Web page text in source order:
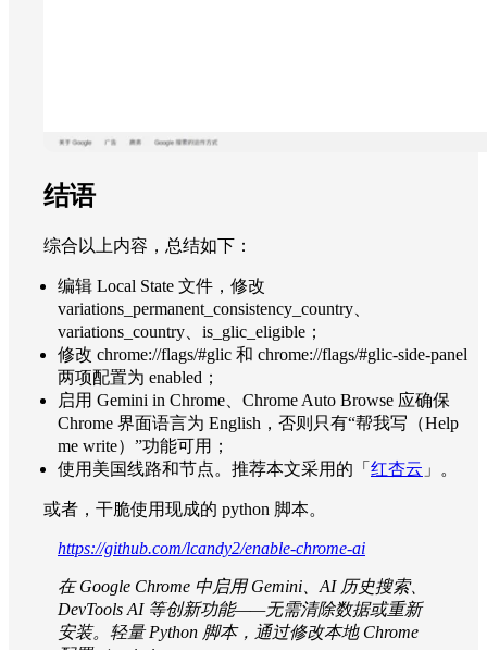
结语
综合以上内容，总结如下：
编辑 Local State 文件，修改
variations_permanent_consistency_country、
variations_country、is_glic_eligible；
修改 chrome://flags/#glic 和 chrome://flags/#glic-side-panel
两项配置为 enabled；
启用 Gemini in Chrome、Chrome Auto Browse 应确保
Chrome 界面语言为 English，否则只有“帮我写（Help
me write）”功能可用；
使用美国线路和节点。推荐本文采用的「 红杏云 」。
或者，干脆使用现成的 python 脚本。
https://github.com/lcandy2/enable-chrome-ai
在 Google Chrome 中启用 Gemini、AI 历史搜索、
DevTools AI 等创新功能——无需清除数据或重新
安装。轻量 Python 脚本，通过修改本地 Chrome